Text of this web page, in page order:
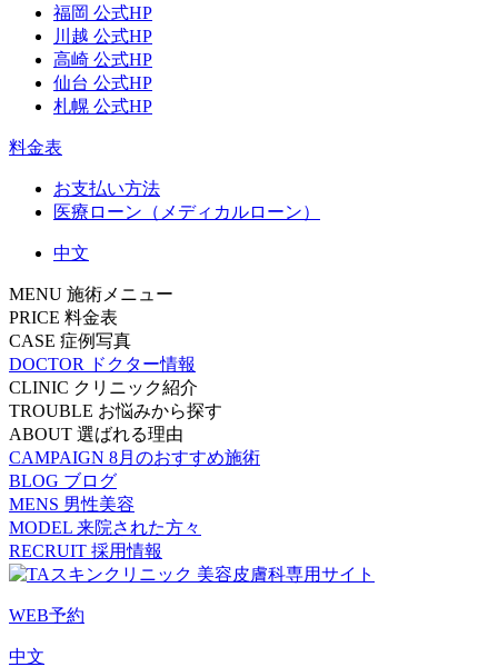
福岡 公式HP
川越 公式HP
高崎 公式HP
仙台 公式HP
札幌 公式HP
料金表
お支払い方法
医療ローン（メディカルローン）
中文
MENU 施術メニュー
PRICE 料金表
CASE 症例写真
DOCTOR
ドクター情報
CLINIC クリニック紹介
TROUBLE お悩みから探す
ABOUT 選ばれる理由
CAMPAIGN 8月のおすすめ施術
BLOG ブログ
MENS 男性美容
MODEL 来院された方々
RECRUIT 採用情報
WEB予約
中文